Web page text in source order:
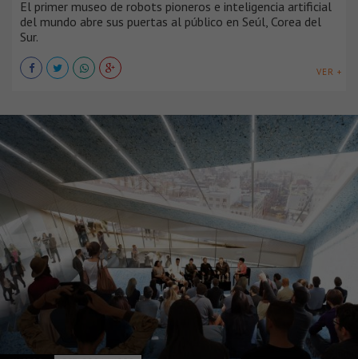
El primer museo de robots pioneros e inteligencia artificial
del mundo abre sus puertas al público en Seúl, Corea del
Sur.
VER +